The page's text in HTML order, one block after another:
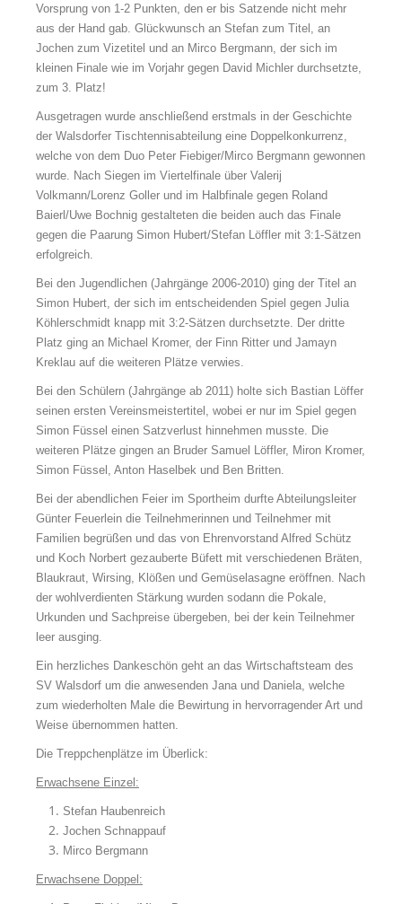
Vorsprung von 1-2 Punkten, den er bis Satzende nicht mehr
aus der Hand gab. Glückwunsch an Stefan zum Titel, an
Jochen zum Vizetitel und an Mirco Bergmann, der sich im
kleinen Finale wie im Vorjahr gegen David Michler durchsetzte,
zum 3. Platz!
Ausgetragen wurde anschließend erstmals in der Geschichte
der Walsdorfer Tischtennisabteilung eine Doppelkonkurrenz,
welche von dem Duo Peter Fiebiger/Mirco Bergmann gewonnen
wurde. Nach Siegen im Viertelfinale über Valerij
Volkmann/Lorenz Goller und im Halbfinale gegen Roland
Baierl/Uwe Bochnig gestalteten die beiden auch das Finale
gegen die Paarung Simon Hubert/Stefan Löffler mit 3:1-Sätzen
erfolgreich.
Bei den Jugendlichen (Jahrgänge 2006-2010) ging der Titel an
Simon Hubert, der sich im entscheidenden Spiel gegen Julia
Köhlerschmidt knapp mit 3:2-Sätzen durchsetzte. Der dritte
Platz ging an Michael Kromer, der Finn Ritter und Jamayn
Kreklau auf die weiteren Plätze verwies.
Bei den Schülern (Jahrgänge ab 2011) holte sich Bastian Löffer
seinen ersten Vereinsmeistertitel, wobei er nur im Spiel gegen
Simon Füssel einen Satzverlust hinnehmen musste. Die
weiteren Plätze gingen an Bruder Samuel Löffler, Miron Kromer,
Simon Füssel, Anton Haselbek und Ben Britten.
Bei der abendlichen Feier im Sportheim durfte Abteilungsleiter
Günter Feuerlein die Teilnehmerinnen und Teilnehmer mit
Familien begrüßen und das von Ehrenvorstand Alfred Schütz
und Koch Norbert gezauberte Büfett mit verschiedenen Bräten,
Blaukraut, Wirsing, Klößen und Gemüselasagne eröffnen. Nach
der wohlverdienten Stärkung wurden sodann die Pokale,
Urkunden und Sachpreise übergeben, bei der kein Teilnehmer
leer ausging.
Ein herzliches Dankeschön geht an das Wirtschaftsteam des
SV Walsdorf um die anwesenden Jana und Daniela, welche
zum wiederholten Male die Bewirtung in hervorragender Art und
Weise übernommen hatten.
Die Treppchenplätze im Überlick:
Erwachsene Einzel:
Stefan Haubenreich
Jochen Schnappauf
Mirco Bergmann
Erwachsene Doppel: